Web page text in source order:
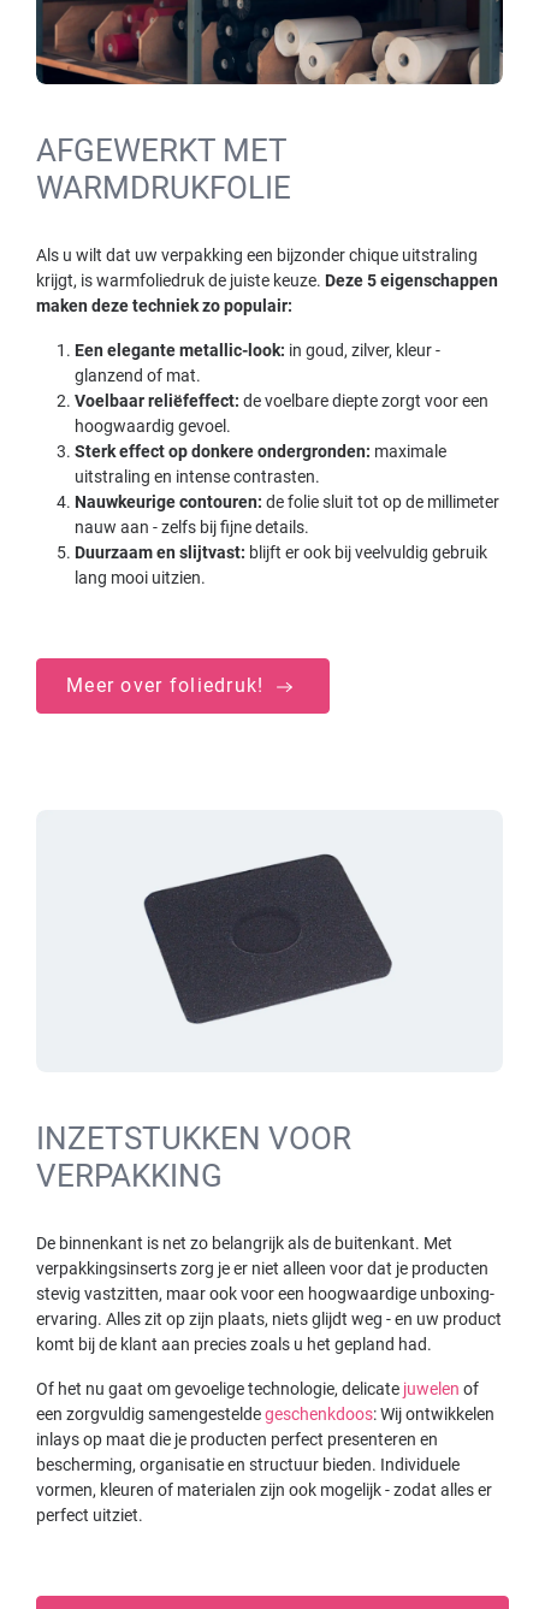
AFGEWERKT MET
WARMDRUKFOLIE
Als u wilt dat uw verpakking een bijzonder chique uitstraling
krijgt, is warmfoliedruk de juiste keuze. Deze 5 eigenschappen
maken deze techniek zo populair:
Een elegante metallic-look: in goud, zilver, kleur -
glanzend of mat.
Voelbaar reliëfeffect: de voelbare diepte zorgt voor een
hoogwaardig gevoel.
Sterk effect op donkere ondergronden: maximale
uitstraling en intense contrasten.
Nauwkeurige contouren: de folie sluit tot op de millimeter
nauw aan - zelfs bij fijne details.
Duurzaam en slijtvast: blijft er ook bij veelvuldig gebruik
lang mooi uitzien.
Meer over foliedruk!
INZETSTUKKEN VOOR
VERPAKKING
De binnenkant is net zo belangrijk als de buitenkant. Met
verpakkingsinserts zorg je er niet alleen voor dat je producten
stevig vastzitten, maar ook voor een hoogwaardige unboxing-
ervaring. Alles zit op zijn plaats, niets glijdt weg - en uw product
komt bij de klant aan precies zoals u het gepland had.
Of het nu gaat om gevoelige technologie, delicate juwelen of
een zorgvuldig samengesteldegeschenkdoos: Wij ontwikkelen
inlays op maat die je producten perfect presenteren en
bescherming, organisatie en structuur bieden. Individuele
vormen, kleuren of materialen zijn ook mogelijk - zodat alles er
perfect uitziet.